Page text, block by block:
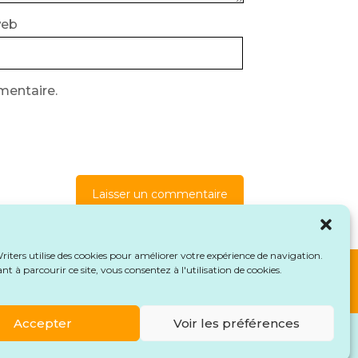
utilise des cookies pour améliorer votre expérience de navigation.
à parcourir ce site, vous consentez à l'utilisation de cookies.
Accepter Voir les préférences
de vos commentaires sont traitées.
rétractation